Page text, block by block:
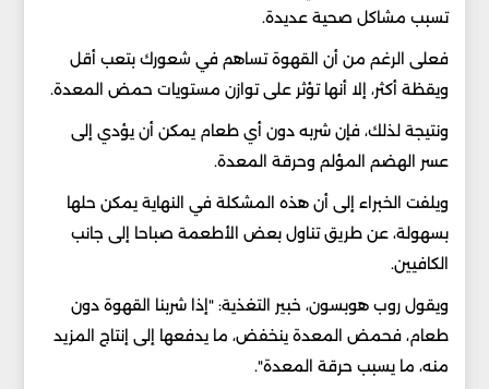
‏تسبب مشاكل صحية عديدة. ‏
فعلى الرغم من أن القهوة تساهم في شعورك بتعب أقل
ويقظة ‏أكثر، إلا أنها تؤثر على توازن مستويات حمض المعدة. ‏
ونتيجة لذلك، فإن شربه دون أي طعام يمكن أن يؤدي إلى
‏عسر الهضم المؤلم وحرقة المعدة. ‏
ويلفت الخبراء إلى أن هذه المشكلة في النهاية يمكن حلها
‏بسهولة، عن طريق تناول بعض الأطعمة صباحا إلى جانب
‏الكافيين. ‏
ويقول روب هوبسون، خبير التغذية: "إذا شربنا القهوة دون
‏طعام، فحمض المعدة ينخفض، ما يدفعها إلى إنتاج المزيد
‏منه، ما يسبب حرقة المعدة".‏